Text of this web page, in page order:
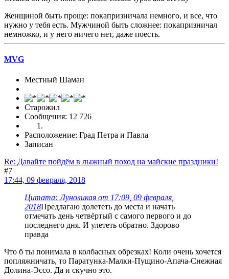
Женщиной быть проще: покапризничала немного, и все, что
нужно у тебя есть. Мужчиной быть сложнее: покапризничал
немножко, и у него ничего нет, даже поесть.
MVG
Местный Шаман
Старожил
Сообщения: 12 726
Расположение: Град Петра и Павла
Записан
Re: Давайте пойдём в лыжный поход на майские праздники!
#7
17:44, 09 февраля, 2018
Цитата: Луноликая от 17:09, 09 февраля,
2018Предлагаю долететь до места и начать
отмечать день четвёртый с самого первого и до
последнего дня. И улететь обратно. Здорово
правда
Что б ты понимала в колбасных обрезках! Коли очень хочется
попляжничать, то Паратунка-Малки-Пущино-Апача-Снежная
Долина-Эссо. Да и скучно это.